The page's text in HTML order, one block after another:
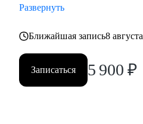
Развернуть
Ближайшая запись8
Записаться 5 900 ₽